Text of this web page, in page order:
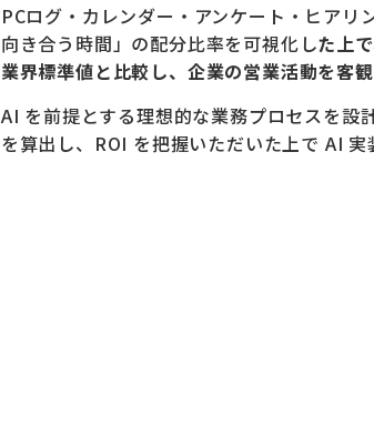
PCログ・カレンダー・アンケート・ヒア
向き合う時間」の配分比率を可視化した上
業界標準値と比較し、企業の営業活動を客
AI を前提とする理想的な業務プロセスを設
を算出し、ROI を把握いただいた上で AI 実